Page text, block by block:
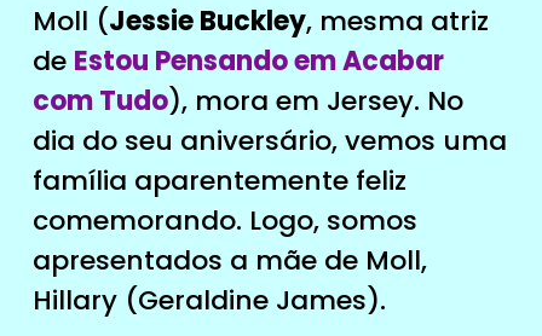
Moll (Jessie Buckley, mesma atriz
de Estou Pensando em Acabar
com Tudo), mora em Jersey. No
dia do seu aniversário, vemos uma
família aparentemente feliz
comemorando. Logo, somos
apresentados a mãe de Moll,
Hillary (Geraldine James).